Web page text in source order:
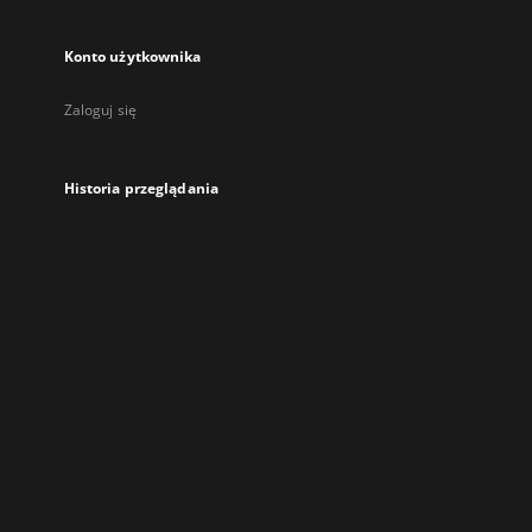
Konto użytkownika
Zaloguj się
Historia przeglądania